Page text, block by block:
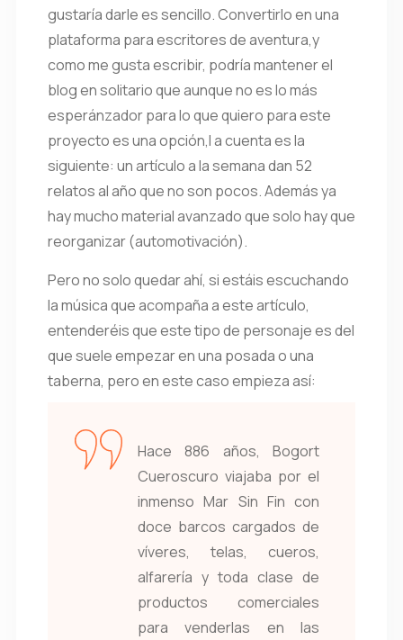
gustaría darle es sencillo. Convertirlo en una
plataforma para escritores de aventura,y
como me gusta escribir, podría mantener el
blog en solitario que aunque no es lo más
esperánzador para lo que quiero para este
proyecto es una opción,l a cuenta es la
siguiente: un artículo a la semana dan 52
relatos al año que no son pocos. Además ya
hay mucho material avanzado que solo hay que
reorganizar (automotivación).
Pero no solo quedar ahí, si estáis escuchando
la música que acompaña a este artículo,
entenderéis que este tipo de personaje es del
que suele empezar en una posada o una
taberna, pero en este caso empieza así:
Hace 886 años, Bogort
Cueroscuro viajaba por el
inmenso Mar Sin Fin con
doce barcos cargados de
víveres, telas, cueros,
alfarería y toda clase de
productos comerciales
para venderlas en las